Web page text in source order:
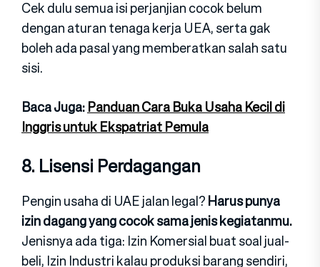
Cek dulu semua isi perjanjian cocok belum
dengan aturan tenaga kerja UEA, serta gak
boleh ada pasal yang memberatkan salah satu
sisi.
Baca Juga:Panduan Cara Buka Usaha Kecil di
Inggris untuk Ekspatriat Pemula
8. Lisensi Perdagangan
Pengin usaha di UAE jalan legal?Harus punya
izin dagang yang cocok sama jenis kegiatanmu.
Jenisnya ada tiga: Izin Komersial buat soal jual-
beli, Izin Industri kalau produksi barang sendiri,